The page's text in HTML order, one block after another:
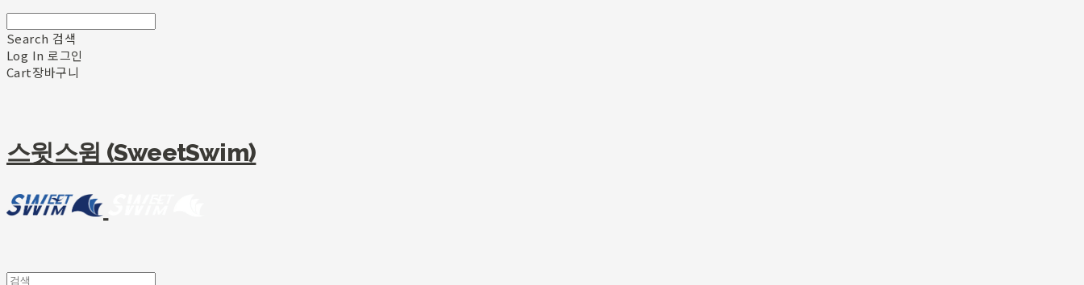
Search 검색
Log In 로그인
Cart장바구니
스윗스윔 (SweetSwim)